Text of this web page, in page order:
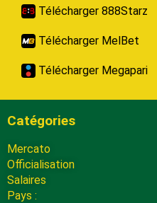
Télécharger 888Starz
Télécharger MelBet
Télécharger Megapari
Catégories
Mercato
Officialisation
Salaires
Pays :